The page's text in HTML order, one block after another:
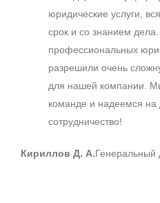
юридические услуги,
срок и со знанием
профессиональных
разрешили очень
для нашей компании.
команде и надеемся на
сотрудничество!
Кириллов Д. А.